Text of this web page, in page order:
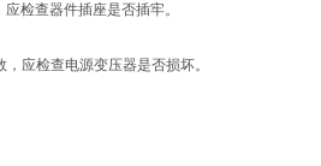
检查器件插座是否插牢。
应检查电源变压器是否损坏。